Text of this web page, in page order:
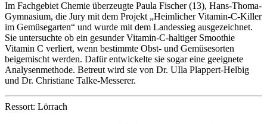
Im Fachgebiet Chemie überzeugte Paula Fischer (13), Hans-Thoma-
Gymnasium, die Jury mit dem Projekt „Heimlicher Vitamin-C-Killer
im Gemüsegarten“ und wurde mit dem Landessieg ausgezeichnet.
Sie untersuchte ob ein gesunder Vitamin-C-haltiger Smoothie
Vitamin C verliert, wenn bestimmte Obst- und Gemüsesorten
beigemischt werden. Dafür entwickelte sie sogar eine geeignete
Analysenmethode. Betreut wird sie von Dr. UIla Plappert-Helbig
und Dr. Christiane Talke-Messerer.
Ressort: Lörrach